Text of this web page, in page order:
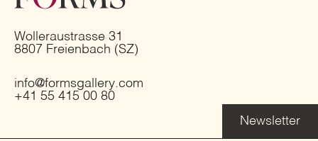
Wolleraustrasse 31
8807 Freienbach (SZ)
info@formsgallery.com
+41 55 415 00 80
Newsletter